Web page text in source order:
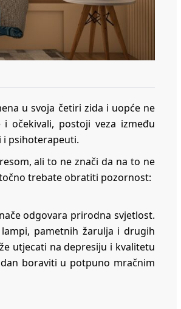
u svoja četiri zida i uopće ne
očekivali, postoji veza između
i psihoterapeuti.
ali to ne znači da na to ne
trebate obratiti pozornost:
odgovara prirodna svjetlost.
pametnih žarulja i drugih
utjecati na depresiju i kvalitetu
boraviti u potpuno mračnim